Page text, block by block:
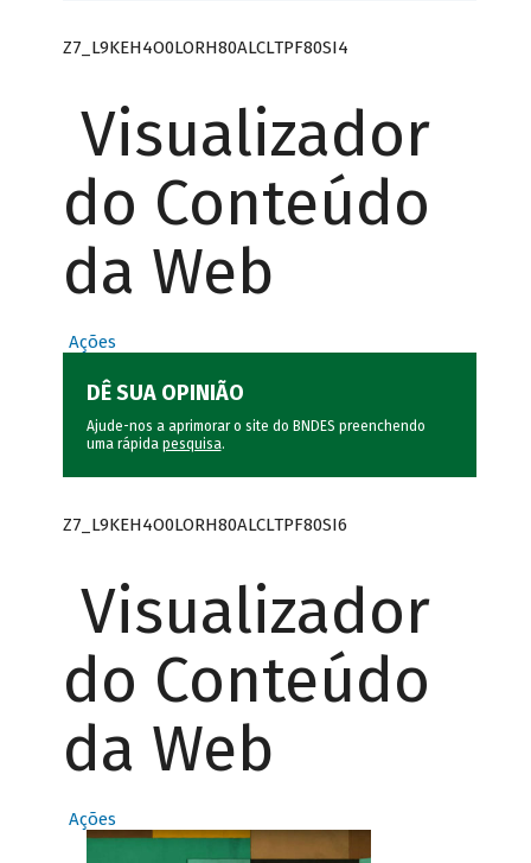
Z7_L9KEH4O0LORH80ALCLTPF80SI4
Visualizador
do Conteúdo
da Web
Ações
DÊ SUA OPINIÃO
Ajude-nos a aprimorar o site do BNDES preenchendo
uma rápida pesquisa.
Z7_L9KEH4O0LORH80ALCLTPF80SI6
Visualizador
do Conteúdo
da Web
Ações